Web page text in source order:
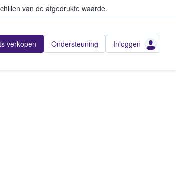
van de afgedrukte waarde.
verkopen Ondersteuning Inloggen